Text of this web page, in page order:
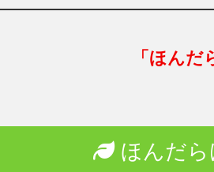
「ほん
ほんだら